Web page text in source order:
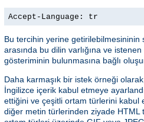
Accept-Language: tr
Bu tercihin yerine
arasında bu dilin varlığına ve
gösteriminin bulunmasına bağlı
Daha karmaşık bir istek örneği
İngilizce içerik kabul etmeye
ettiğini ve çeşitli ortam türlerini kabul
diğer metin türlerinden ziyade HTML